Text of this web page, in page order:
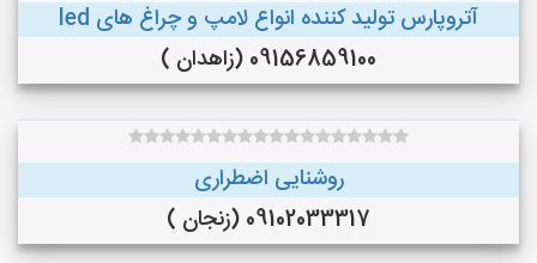
آتروپارس تولید کننده انواع لامپ و چراغ های led
09156859100 (زاهدان )
روشنایی اضطراری
09102033317 (زنجان )